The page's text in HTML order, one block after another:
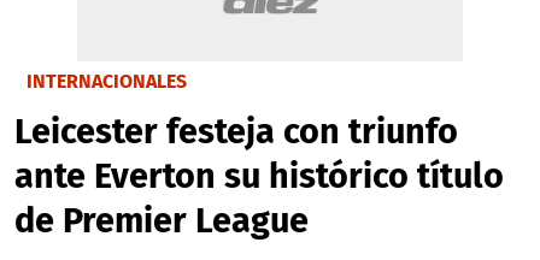
INTERNACIONALES
Leicester festeja con triunfo
ante Everton su histórico título
de Premier League